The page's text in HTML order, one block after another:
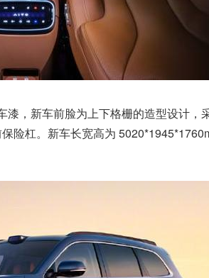
漆，新车前脸为上下格栅的造型设计，
险杠。新车长宽高为